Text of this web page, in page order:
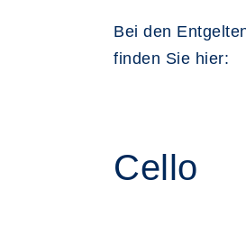
Bei den
finden Sie hier:
Cello